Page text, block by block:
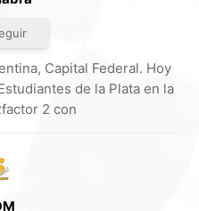
Capital Federal. Hoy
de la Plata en la
2 con